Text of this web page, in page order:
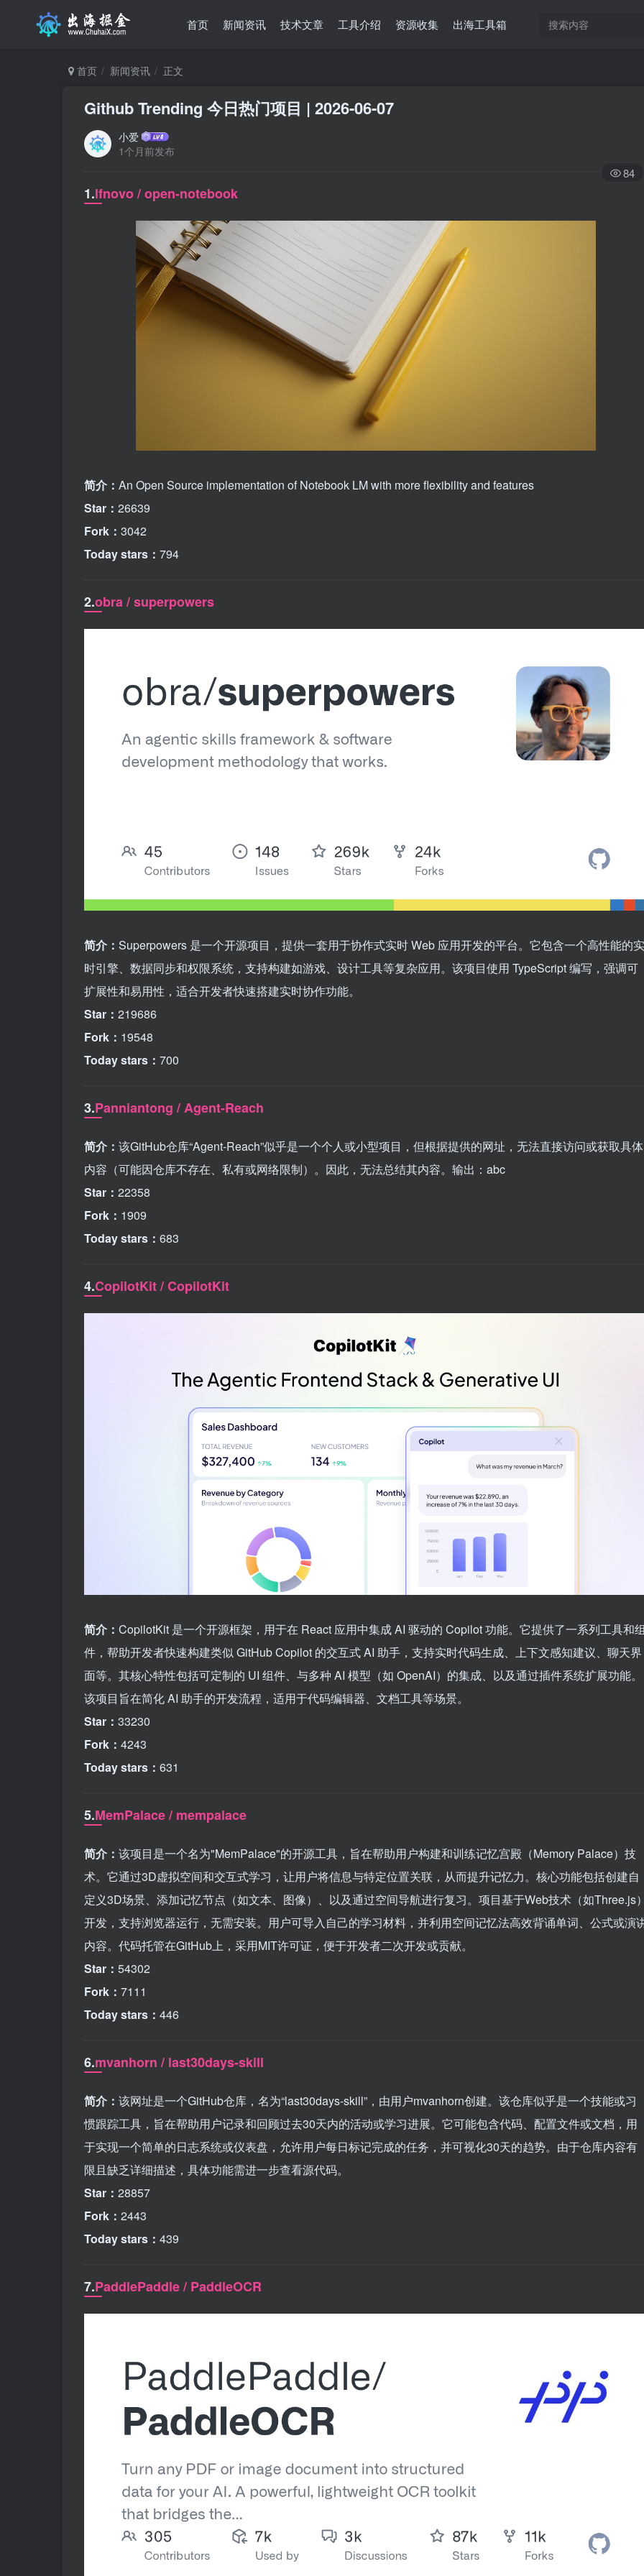
首页 新闻资讯 技术文章 工具介绍 资源收集 出海工具箱
首页 新闻资讯 正文
Github Trending 今日热门项目 | 2026-06-07
小爱
1个月前发布
84
1.lfnovo / open-notebook
简介： An Open Source implementation of Notebook LM with more flexibility and features
Star： 26639
Fork： 3042
Today stars： 794
2.obra / superpowers
简介： Superpowers 是一个开源项目，提供一套用于协作式实时 Web 应用开发的平台。它包含一个高性能的实
时引擎、数据同步和权限系统，支持构建如游戏、设计工具等复杂应用。该项目使用 TypeScript 编写，强调可
扩展性和易用性，适合开发者快速搭建实时协作功能。
Star： 219686
Fork： 19548
Today stars： 700
3.Panniantong / Agent-Reach
简介： 该GitHub仓库“Agent-Reach”似乎是一个个人或小型项目，但根据提供的网址，无法直接访问或获取具体
内容（可能因仓库不存在、私有或网络限制）。因此，无法总结其内容。输出：abc
Star： 22358
Fork： 1909
Today stars： 683
4.CopilotKit / CopilotKit
简介： CopilotKit 是一个开源框架，用于在 React 应用中集成 AI 驱动的 Copilot 功能。它提供了一系列工具和组
件，帮助开发者快速构建类似 GitHub Copilot 的交互式 AI 助手，支持实时代码生成、上下文感知建议、聊天界
面等。其核心特性包括可定制的 UI 组件、与多种 AI 模型（如 OpenAI）的集成、以及通过插件系统扩展功能。
该项目旨在简化 AI 助手的开发流程，适用于代码编辑器、文档工具等场景。
Star： 33230
Fork： 4243
Today stars： 631
5.MemPalace / mempalace
简介： 该项目是一个名为"MemPalace"的开源工具，旨在帮助用户构建和训练记忆宫殿（Memory Palace）技
术。它通过3D虚拟空间和交互式学习，让用户将信息与特定位置关联，从而提升记忆力。核心功能包括创建自
定义3D场景、添加记忆节点（如文本、图像）、以及通过空间导航进行复习。项目基于Web技术（如Three.js）
开发，支持浏览器运行，无需安装。用户可导入自己的学习材料，并利用空间记忆法高效背诵单词、公式或演
内容。代码托管在GitHub上，采用MIT许可证，便于开发者二次开发或贡献。
Star： 54302
Fork： 7111
Today stars： 446
6.mvanhorn / last30days-skill
简介： 该网址是一个GitHub仓库，名为“last30days-skill”，由用户mvanhorn创建。该仓库似乎是一个技能或习
惯跟踪工具，旨在帮助用户记录和回顾过去30天内的活动或学习进展。它可能包含代码、配置文件或文档，用
于实现一个简单的日志系统或仪表盘，允许用户每日标记完成的任务，并可视化30天的趋势。由于仓库内容有
限且缺乏详细描述，具体功能需进一步查看源代码。
Star： 28857
Fork： 2443
Today stars： 439
7.PaddlePaddle / PaddleOCR